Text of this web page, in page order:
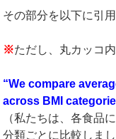
その部分を以下に引
※ただし、丸カッコ
“We compare
across BMI
（私たちは、各食品
分類ごとに比較しまし